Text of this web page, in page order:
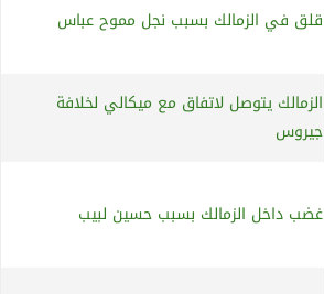
قلق في الزمالك بسبب نجل مموح عباس
الزمالك يتوصل لاتفاق مع ميكالي لخلافة
جيروس
غضب داخل الزمالك بسبب حسين لبيب